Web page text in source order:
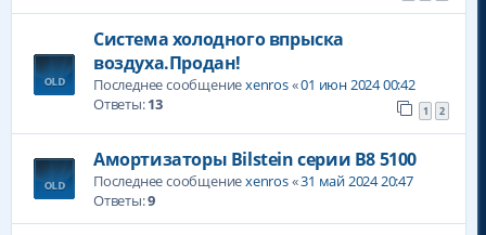
Система холодного впрыска
воздуха.Продан!
Последнее сообщениеxenros«01 июн 2024 00:42
Ответы:13 1 2
Амортизаторы Bilstein серии В8 5100
Последнее сообщениеxenros«31 май 2024 20:47
Ответы:9